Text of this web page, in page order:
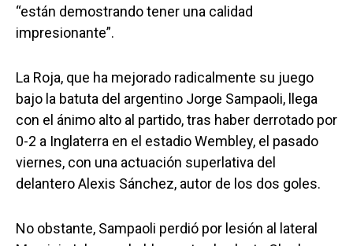
“están demostrando tener una calidad
impresionante”.
La Roja, que ha mejorado radicalmente su juego
bajo la batuta del argentino Jorge Sampaoli, llega
con el ánimo alto al partido, tras haber derrotado por
0-2 a Inglaterra en el estadio Wembley, el pasado
viernes, con una actuación superlativa del
delantero Alexis Sánchez, autor de los dos goles.
No obstante, Sampaoli perdió por lesión al lateral